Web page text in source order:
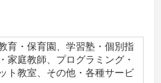
育・保育園、学習塾・個別指
家庭教師、プログラミング・
ト教室、その他・各種サービ